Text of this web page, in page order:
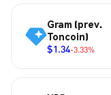
Gram (prev.
Toncoin)
$1.34-3.33%